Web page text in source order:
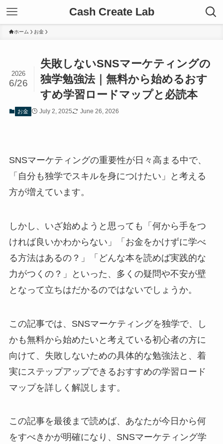
Cash Create Lab
ホーム お金
失敗しないSNSマーケティングの
独学勉強法｜無料から始めるおす
すめ学習ロードマップと必読本
2026
6/26
お金 July 2, 2025 June 26, 2026
SNSマーケティングの重要性が日々高まる中で、
「自分も独学でスキルを身につけたい」と考える
方が増えています。
しかし、いざ始めようと思っても「何から手をつ
ければ良いかわからない」「お金をかけずに学べ
る方法はあるの？」「どんな本を読めば実践的な
力がつくの？」といった、多くの疑問や不安が壁
となって立ちはだかるのではないでしょうか。
この記事では、SNSマーケティングを独学で、し
かも無料から始めたいと考えている初心者の方に
向けて、失敗しないための具体的な勉強法と、着
実にステップアップできるおすすめの学習ロード
マップを詳しく解説します。
この記事を最後まで読めば、あなたが今日から何
をすべきかが明確になり、SNSマーケティング学